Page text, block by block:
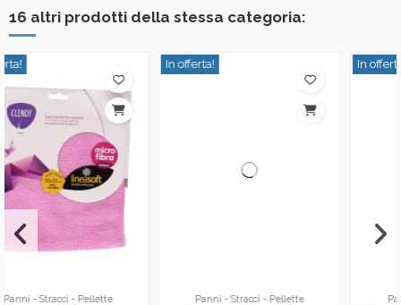
16 altri prodotti della stessa categoria:
Panni - Stracci - Pellette Panni - Stracci - Pellette